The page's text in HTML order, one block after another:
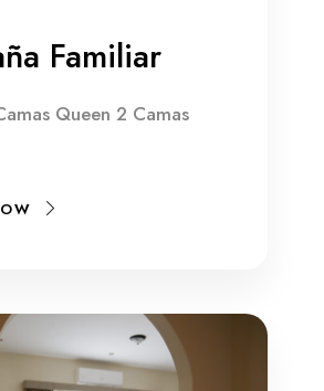
Familiar
Queen 2 Camas